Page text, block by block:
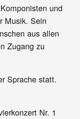
und
Musik. Sein
aus allen
Zugang zu
Sprache statt.
Nr. 1